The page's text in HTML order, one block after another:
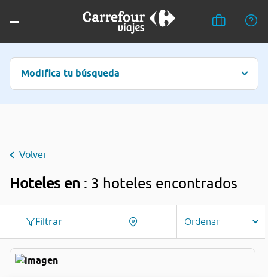
Modifica tu búsqueda
Volver
Hoteles en : 3 hoteles encontrados
Filtrar